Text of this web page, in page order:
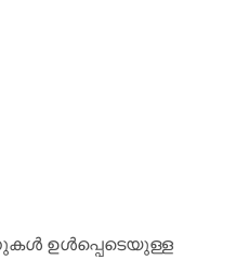
ഉൾപ്പെടെയുള്ള